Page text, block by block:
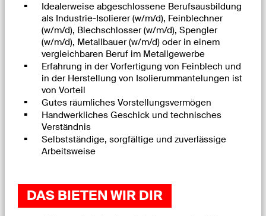
Idealerweise abgeschlossene Berufsausbildung
als Industrie-Isolierer (w/m/d), Feinblechner
(w/m/d), Blechschlosser (w/m/d), Spengler
(w/m/d), Metallbauer (w/m/d) oder in einem
vergleichbaren Beruf im Metallgewerbe
Erfahrung in der Vorfertigung von Feinblech und
in der Herstellung von Isolierummantelungen ist
von Vorteil
Gutes räumliches Vorstellungsvermögen
Handwerkliches Geschick und technisches
Verständnis
Selbstständige, sorgfältige und zuverlässige
Arbeitsweise
DAS BIETEN WIR DIR